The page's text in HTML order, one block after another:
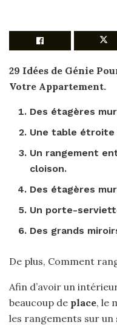
29 Idées de Génie
Votre Appartement.
Des étagères
Une table étroite
Un rangement
cloison.
Des étagères
Un porte-
Des grands
De plus, Comment
Afin d’avoir un
beaucoup de place, le
les rangements sur un